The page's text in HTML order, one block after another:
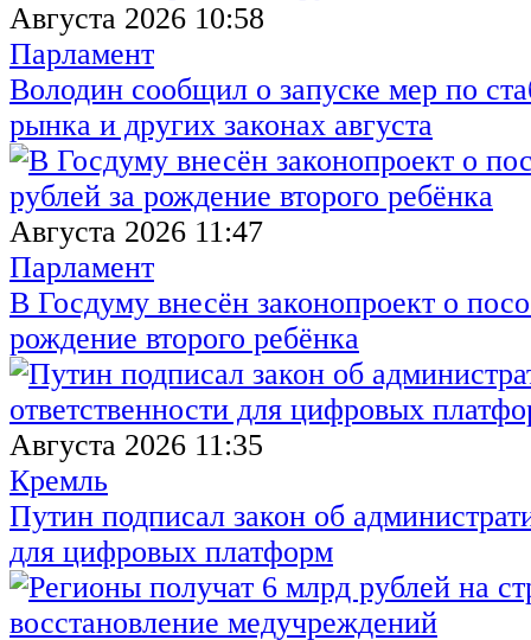
Августа 2026 10:58
Парламент
Володин сообщил о запуске мер по
рынка и других законах августа
Августа 2026 11:47
Парламент
В Госдуму внесён законопроект о
рождение второго ребёнка
Августа 2026 11:35
Кремль
Путин подписал закон об
для цифровых платформ